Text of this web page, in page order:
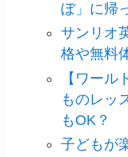
ぼ」に帰
サンリオ
格や無料
【ワー
ものレッ
もOK？
子どもが